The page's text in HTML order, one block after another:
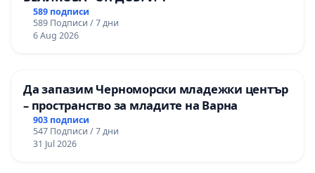
589 подписи
589 Подписи / 7 дни
6 Aug 2026
Да запазим Черноморски младежки център
– пространство за младите на Варна
903 подписи
547 Подписи / 7 дни
31 Jul 2026